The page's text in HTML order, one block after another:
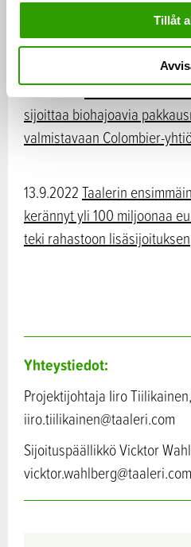
Tillåt
sijoittaa biopohjaisia
Nordtreat-yhtiöön
16.11.2022Taalerin
sijoittaa biohajoavia
valmistavaan Colombier-
13.9.2022Taalerin
kerännyt yli 100 miljoonaa
teki rahastoon lisäsijoituksen
Yhteystiedot:
Projektijohtaja Iiro
iiro.tiilikainen@taaleri.com
Sijoituspäällikkö Vicktor
vicktor.wahlberg@taaleri.com